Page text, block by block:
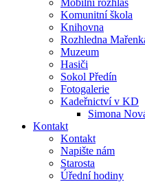
Mobilní rozhlas
Komunitní škola
Knihovna
Rozhledna
Muzeum
Hasiči
Sokol Předín
Fotogalerie
Kadeřnictví v KD
Simona
Kontakt
Kontakt
Napište nám
Starosta
Úřední hodiny